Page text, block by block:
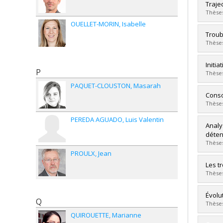
Lien
Lien
Les
OUELLET-MORIN Isabelle
P
PAQUET-CLOUSTON Masarah
PEREDA AGUADO Luis Valentin
PROULX Jean
Q
QUIROUETTE Marianne